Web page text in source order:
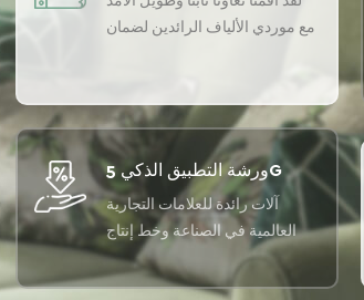
مع موردي الألياف الرائدين لضمان
ورشة التطبيق الذكي 5G
آلات رائدة للعلامات التجارية
العالمية في الصناعة وخط إنتاج
أوتوماتيكي بالكامل